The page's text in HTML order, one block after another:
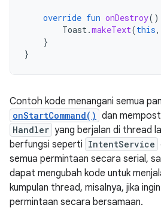
override fun onDestroy()
Toast.makeText(this,
}
}
Contoh kode menangani semua
onStartCommand() dan
Handler yang berjalan di thread
berfungsi seperti IntentService
semua permintaan secara serial,
dapat mengubah kode untuk
kumpulan thread, misalnya, jika
permintaan secara bersamaan.